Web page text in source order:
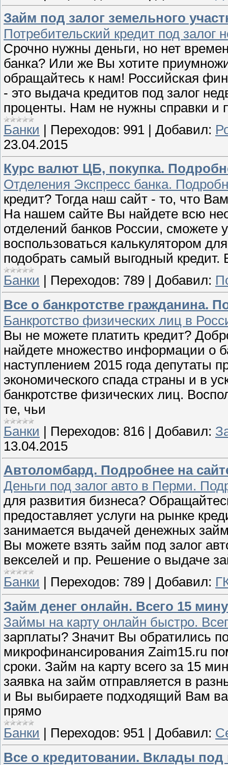
Займ под залог земельного
Потребительский кредит под
Срочно нужны деньги, но нет
банка? Или же Вы хотите
обращайтесь к нам! Российская
- это выдача кредитов под залог
проценты. Нам не нужны справки и
Банки | Переходов: 991 | Добавил:
23.04.2015
Курс валют ЦБ, покупка.
Отделения Экспресс банка.
кредит? Тогда наш сайт - то, что
На нашем сайте Вы найдете всю
отделений банков России, сможете
воспользоваться калькулятором
подобрать самый выгодный
Банки
Переходов: 789 Добавил:
Все о банкротстве гражданина.
Банкротство физических лиц в
Вы не можете платить кредит?
найдете множество информации о
наступлением 2015 года депутаты
экономического спада страны и в
банкротстве физических лиц.
те, чьи
Банки
Переходов: 816 Добавил:
13.04.2015
Автоломбард. Подробнее на
Деньги под залог авто в Перми.
для развития бизнеса?
предоставляет услуги на рынке
занимается выдачей денежных
Вы можете взять займ под залог
векселей и пр. Решение о выдаче
Банки
Переходов: 789 Добавил:
Займ денег онлайн. Всего 15
Займы на карту онлайн быстро.
зарплаты? Значит Вы обратились
микрофинансирования Zaim15.ru
сроки. Займ на карту всего за 15
заявка на займ отправляется в
и Вы выбираете подходящий Вам
прямо
Банки
Переходов: 951 Добавил:
Все о кредитовании. Вклады